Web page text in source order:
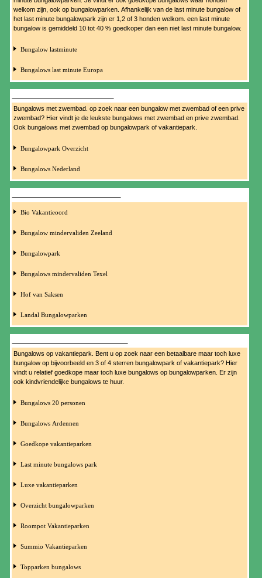
welkom zijn, ook op bungalowparken. Afhankelijk van de last minute bungalow of
het last minute bungalowpark zijn er 1,2 of 3 honden welkom. een last minute
bungalow is gemiddeld 10 tot 40 % goedkoper dan een niet last minute bungalow.
Bungalow lastminute
Bungalows last minute Europa
Bungalows met zwembad. op zoek naar een bungalow met zwembad of een prive
zwembad? Hier vindt je de leukste bungalows met zwembad en prive zwembad.
Ook bungalows met zwembad op bungalowpark of vakantiepark.
Bungalowpark Overzicht
Bungalows Nederland
Bio Vakantieoord
Bungalow mindervaliden Zeeland
Bungalowpark
Bungalows mindervaliden Texel
Hof van Saksen
Landal Bungalowparken
Bungalows op vakantiepark. Bent u op zoek naar een betaalbare maar toch luxe
bungalow op bijvoorbeeld en 3 of 4 sterren bungalowpark of vakantiepark? Hier
vindt u relatief goedkope maar toch luxe bungalows op bungalowparken. Er zijn
ook kindvriendelijke bungalows te huur.
Bungalows 20 personen
Bungalows Ardennen
Goedkope vakantieparken
Last minute bungalows park
Luxe vakantieparken
Overzicht bungalowparken
Roompot Vakantieparken
Summio Vakantieparken
Topparken bungalows